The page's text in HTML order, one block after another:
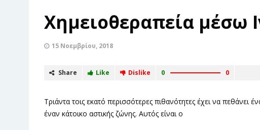
Χημειοθεραπεία μέσω
15 Νοεμβρίου, 2018
Share Like Dislike 0 0
Τριάντα τοις εκατό περισσότερες πιθανότητες έχει να πεθάνει
έναν κάτοικο αστικής ζώνης. Αυτός είναι ο